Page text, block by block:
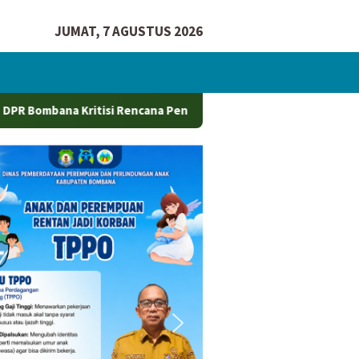
JUMAT, 7 AGUSTUS 2026
Rencana Penggunaan Pelabuhan Sikeli Oleh Perusahaan